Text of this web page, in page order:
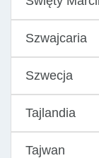
Szwajcaria
Szwecja
Tajlandia
Tajwan